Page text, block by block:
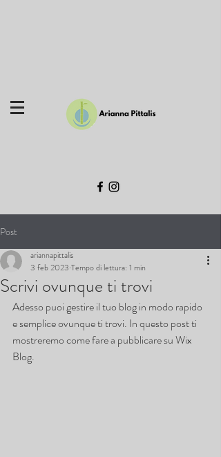
Post
Scrivi ovunque ti trovi
ariannapittalis
3 feb 2023 Tempo di lettura: 1 min
Adesso puoi gestire il tuo blog in modo rapido
e semplice ovunque ti trovi. In questo post ti
mostreremo come fare a pubblicare su Wix
Blog.